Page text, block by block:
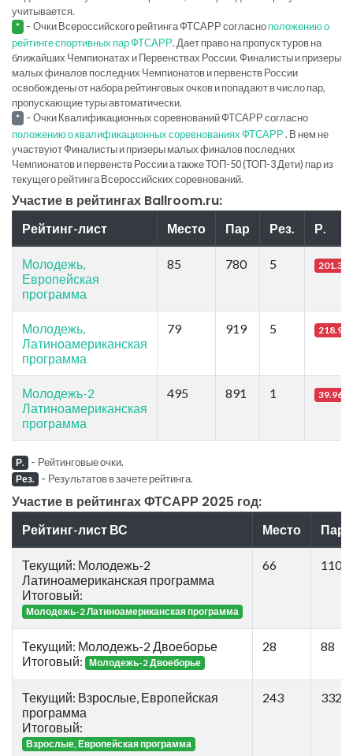
учитывается.
* - Очки Всероссийского рейтинга ФТСАРР согласноположению о
рейтинге спортивных пар ФТСАРР. Дает право на пропуск туров на
ближайших Чемпионатах и Первенствах России. Финалисты и призеры
малых финалов последних Чемпионатов и первенств России
освобождены от набора рейтинговых очков и попадают в число пар,
пропускающие туры автоматически.
* - Очки Квалификационных соревнований ФТСАРР согласно
положению о квалификационных соревнованиях ФТСАРР. В нем не
участвуют Финалисты и призеры малых финалов последних
Чемпионатов и первенств России а также ТОП-50 (ТОП-3 Дети) пар из
текущего рейтинга Всероссийских соревнований.
Участие в рейтингах Ballroom.ru:
Рейтинг-лист Место Пар Рез. Р.
Молодежь,
Европейская
программа
85 780 5 201.39
Молодежь,
Латиноамериканская
программа
79 919 5 218.97
Молодежь-2
Латиноамериканская
программа
495 891 1 39.96
Р. - Рейтинговые очки.
Рез. - Результатов в зачете рейтинга.
Участие в рейтингах ФТСАРР 2025 год:
Рейтинг-лист ВС Место Пар
Текущий: Молодежь-2
Латиноамериканская программа
Итоговый:
Молодежь-2 Латиноамериканская программа
66 110
Текущий: Молодежь-2 Двоеборье
Итоговый: Молодежь-2 Двоеборье
28 88
Текущий: Взрослые, Европейская
программа
Итоговый:
Взрослые, Европейская программа
243 332